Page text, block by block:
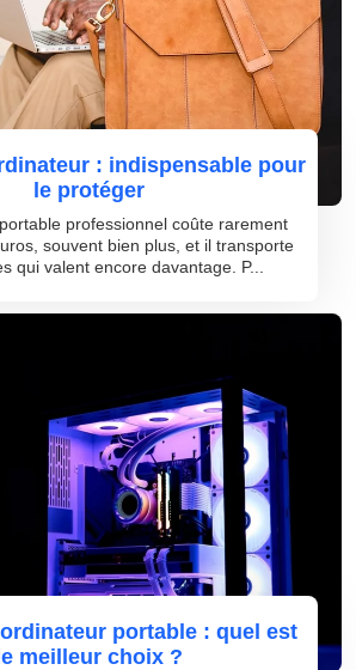
: indispensable pour
le protéger
professionnel coûte rarement
souvent bien plus, et il transporte
qui valent encore davantage. P...
portable : quel est
le meilleur choix ?